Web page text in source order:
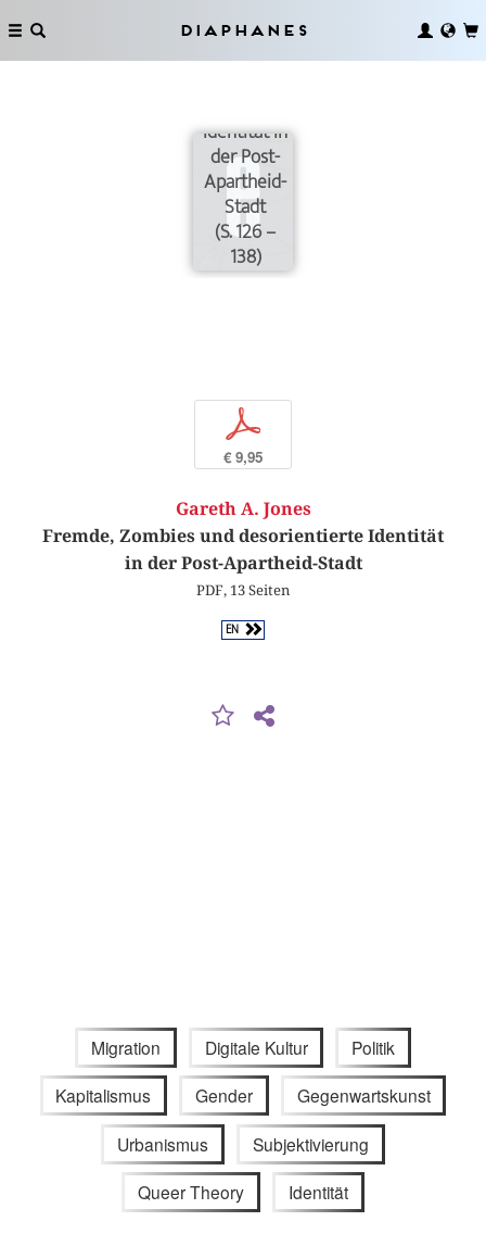
Diaphanes
Fremde,
Zombies
Identität in
der Post-
Apartheid-
Stadt
(S. 126 –
138)
p
€ 9,95
Gareth A. Jones
Fremde, Zombies und desorientierte Identität
in der Post-Apartheid-Stadt
PDF, 13 Seiten
EN
Migration Digitale Kultur Politik
Kapitalismus Gender Gegenwartskunst
Urbanismus Subjektivierung
Queer Theory Identität